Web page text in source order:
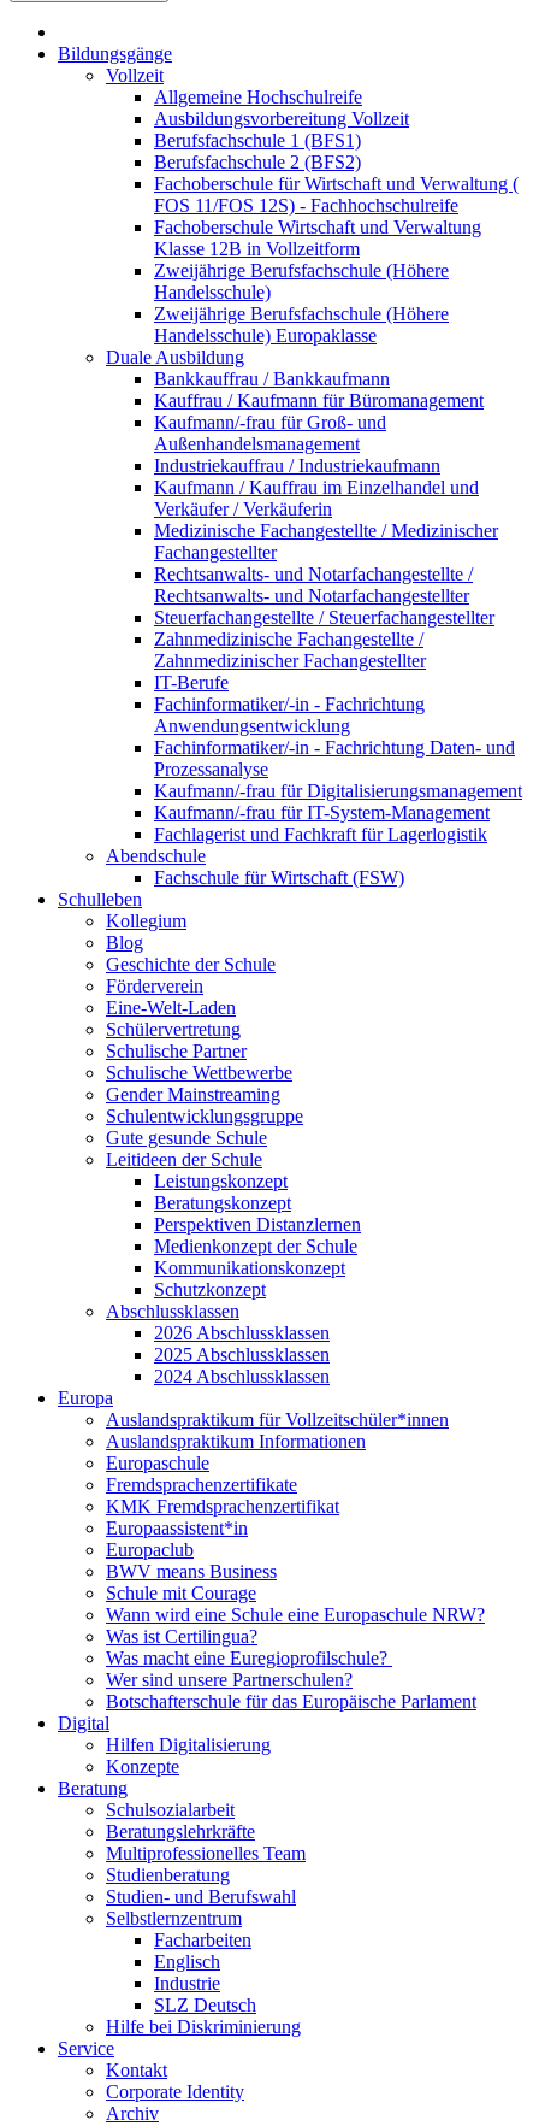
Bildungsgänge
Vollzeit
Allgemeine Hochschulreife
Ausbildungsvorbereitung Vollzeit
Berufsfachschule 1 (BFS1)
Berufsfachschule 2 (BFS2)
Fachoberschule für Wirtschaft und Verwaltung (
FOS 11/FOS 12S) - Fachhochschulreife
Fachoberschule Wirtschaft und Verwaltung
Klasse 12B in Vollzeitform
Zweijährige Berufsfachschule (Höhere
Handelsschule)
Zweijährige Berufsfachschule (Höhere
Handelsschule) Europaklasse
Duale Ausbildung
Bankkauffrau / Bankkaufmann
Kauffrau / Kaufmann für Büromanagement
Kaufmann/-frau für Groß- und
Außenhandelsmanagement
Industriekauffrau / Industriekaufmann
Kaufmann / Kauffrau im Einzelhandel und
Verkäufer / Verkäuferin
Medizinische Fachangestellte / Medizinischer
Fachangestellter
Rechtsanwalts- und Notarfachangestellte /
Rechtsanwalts- und Notarfachangestellter
Steuerfachangestellte / Steuerfachangestellter
Zahnmedizinische Fachangestellte /
Zahnmedizinischer Fachangestellter
IT-Berufe
Fachinformatiker/-in - Fachrichtung
Anwendungsentwicklung
Fachinformatiker/-in - Fachrichtung Daten- und
Prozessanalyse
Kaufmann/-frau für Digitalisierungsmanagement
Kaufmann/-frau für IT-System-Management
Fachlagerist und Fachkraft für Lagerlogistik
Abendschule
Fachschule für Wirtschaft (FSW)
Schulleben
Kollegium
Blog
Geschichte der Schule
Förderverein
Eine-Welt-Laden
Schülervertretung
Schulische Partner
Schulische Wettbewerbe
Gender Mainstreaming
Schulentwicklungsgruppe
Gute gesunde Schule
Leitideen der Schule
Leistungskonzept
Beratungskonzept
Perspektiven Distanzlernen
Medienkonzept der Schule
Kommunikationskonzept
Schutzkonzept
Abschlussklassen
2026 Abschlussklassen
2025 Abschlussklassen
2024 Abschlussklassen
Europa
Auslandspraktikum für Vollzeitschüler*innen
Auslandspraktikum Informationen
Europaschule
Fremdsprachenzertifikate
KMK Fremdsprachenzertifikat
Europaassistent*in
Europaclub
BWV means Business
Schule mit Courage
Wann wird eine Schule eine Europaschule NRW?
Was ist Certilingua?
Was macht eine Euregioprofilschule?
Wer sind unsere Partnerschulen?
Botschafterschule für das Europäische Parlament
Digital
Hilfen Digitalisierung
Konzepte
Beratung
Schulsozialarbeit
Beratungslehrkräfte
Multiprofessionelles Team
Studienberatung
Studien- und Berufswahl
Selbstlernzentrum
Facharbeiten
Englisch
Industrie
SLZ Deutsch
Hilfe bei Diskriminierung
Service
Kontakt
Corporate Identity
Archiv